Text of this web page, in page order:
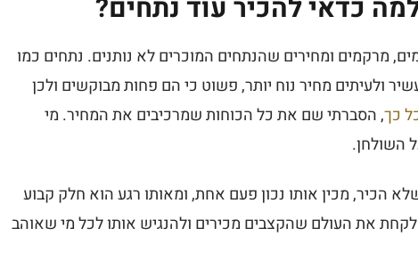
כדאי להכיר עוד נתחים?
מרקמים ומחירים שהנתחים המוכרים לא נותנים. נתחים כמו
ולעיתים מחיר נוח יותר, פשוט כי הם פחות מבוקשים ולכן
כך, הסברתי שם את כל הכוחות שמרכיבים את המחיר. מי
השולחן.
הכיר, מכין אותו נכון פעם אחת, ומאותו רגע הוא חלק קבוע
את העולם שהקצבים מכירים ולהנגיש אותו לכל מי שאוהב